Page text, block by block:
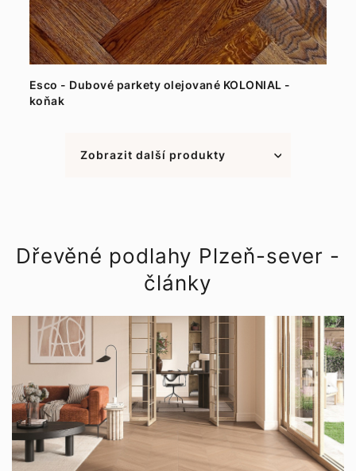
Esco - Dubové parkety olejované KOLONIAL -
koňak
Zobrazit další produkty
Dřevěné podlahy Plzeň-sever -
články